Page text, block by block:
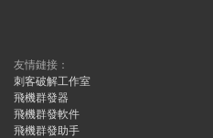
友情鏈接：
刺客破解工作室
飛機群發器
飛機群發軟件
飛機群發助手